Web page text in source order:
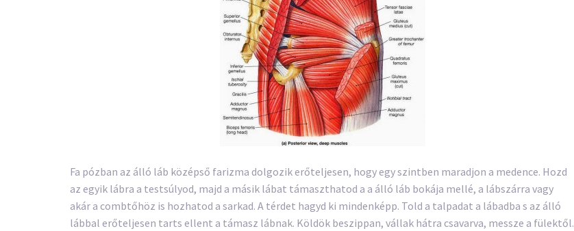
Fa pózban az álló láb középső farizma dolgozik erőteljesen, hogy egy szintben maradjon a medence. Hozd
az egyik lábra a testsúlyod, majd a másik lábat támaszthatod a a álló láb bokája mellé, a lábszárra vagy
akár a combtőhöz is hozhatod a sarkad. A térdet hagyd ki mindenképp. Told a talpadat a lábadba s az álló
lábbal erőteljesen tarts ellent a támasz lábnak. Köldök beszippan, vállak hátra csavarva, messze a fülektől.